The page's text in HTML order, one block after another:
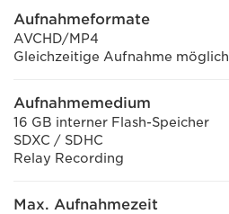
Aufnahmeformate
AVCHD/MP4
Gleichzeitige Aufnahme möglich
Aufnahmemedium
16 GB interner Flash-Speicher
SDXC / SDHC
Relay Recording
Max. Aufnahmezeit